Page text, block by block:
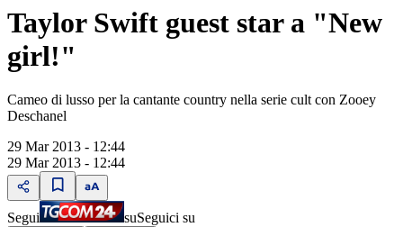
Taylor Swift guest star a "New
girl!"
Cameo di lusso per la cantante country nella serie cult con Zooey
Deschanel
29 Mar 2013 - 12:44
29 Mar 2013 - 12:44
Segui suSeguici su